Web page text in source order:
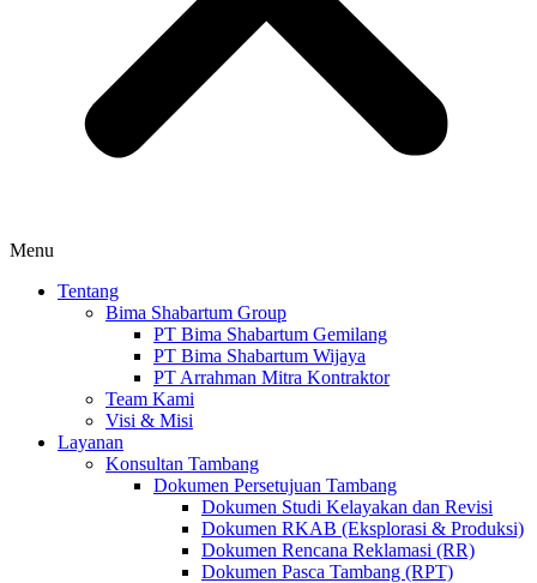
Menu
Tentang
Bima Shabartum Group
PT Bima Shabartum Gemilang
PT Bima Shabartum Wijaya
PT Arrahman Mitra Kontraktor
Team Kami
Visi & Misi
Layanan
Konsultan Tambang
Dokumen Persetujuan Tambang
Dokumen Studi Kelayakan dan Revisi
Dokumen RKAB (Eksplorasi & Produksi)
Dokumen Rencana Reklamasi (RR)
Dokumen Pasca Tambang (RPT)